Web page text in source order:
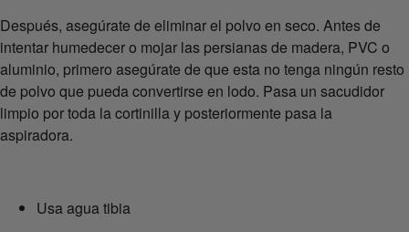
Después, asegúrate de eliminar el polvo en seco. Antes de
intentar humedecer o mojar las persianas de madera, PVC o
aluminio, primero asegúrate de que esta no tenga ningún resto
de polvo que pueda convertirse en lodo. Pasa un sacudidor
limpio por toda la cortinilla y posteriormente pasa la
aspiradora.
Usa agua tibia